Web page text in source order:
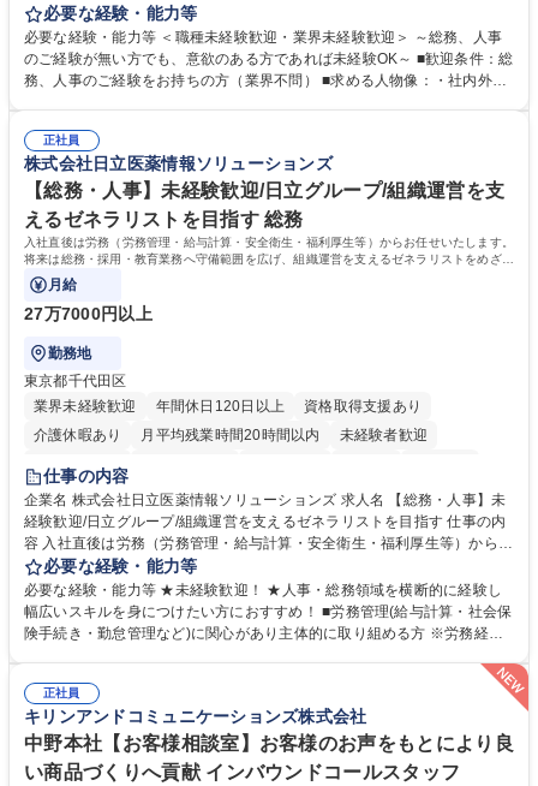
します。 ＜具体的には＞ ・総務/人事労務（給与・社保・勤怠管理など）
・採用・教育研修 ・福利厚生運用 など ※基本的には事務所勤務ですが、
採用や教育等の業務内容により、関西圏以外への日帰り・宿泊を伴う国内
出張もございます。 ※担当業務を持ちつつ、お互いに助け合いながら、総
必要な経験・能力等
必要な経験・能力等 ＜職種未経験歓迎・業界未経験歓迎＞ ～総務、人事
のご経験が無い方でも、意欲のある方であれば未経験OK～ ■歓迎条件：総
務、人事のご経験をお持ちの方（業界不問） ■求める人物像：・社内外の
正社員
株式会社日立医薬情報ソリューションズ
【総務・人事】未経験歓迎/日立グループ/組織運営を支
えるゼネラリストを目指す 総務
入社直後は労務（労務管理・給与計算・安全衛生・福利厚生等）からお任せいたします。
将来は総務・採用・教育業務へ守備範囲を広げ、組織運営を支えるゼネラリストをめざせ
ます。
月給
27万7000円以上
勤務地
東京都千代田区
業界未経験歓迎
年間休日120日以上
資格取得支援あり
介護休暇あり
月平均残業時間20時間以内
未経験者歓迎
住宅手当あり
育休あり
完全週休2日制 交通費支給 土日祝休み 寮・社宅あり
仕事の内容
企業名 株式会社日立医薬情報ソリューションズ 求人名 【総務・人事】未
経験歓迎/日立グループ/組織運営を支えるゼネラリストを目指す 仕事の内
容 入社直後は労務（労務管理・給与計算・安全衛生・福利厚生等）からお
任せいたします。将来は総務・採用・教育業務へ守備範囲を広げ、組織運
営を支えるゼネラリストをめざせます。 ・初期業務：労働時間管理、給与
計算、社会保険対応、福利厚生管理、安全衛生、健康経営推進等をお任せ
します。ご経験に応じて、休職者管理など、幅広く経験を積んでいただき
★メンバーがマンツーマンで丁寧に教えるため、ご経験が浅くても安心！
幅広く経験を積みたい意欲がある方に最適な環境です。 募集職種 【総
務・人事】未経験歓迎/日立グループ/組織運営を支えるゼネラリストを目
指す
必要な経験・能力等
必要な経験・能力等 ★未経験歓迎！ ★人事・総務領域を横断的に経験し
幅広いスキルを身につけたい方におすすめ！ ■労務管理(給与計算・社会保
険手続き・勤怠管理など)に関心があり主体的に取り組める方 ※労務経験
マネジメント職として活躍したい 【尚可】■人事、労務、採用、教育業務
のご経験 ■労務管理（給与計算・社会保険手続き・勤怠管理など）の経験
■衛生管理者の資格をお持ちの方 学歴・資格 学歴：大学院 大学 高専 短大
専修学校 高校 語学力： 資格：
正社員
キリンアンドコミュニケーションズ株式会社
中野本社【お客様相談室】お客様のお声をもとにより良
い商品づくりへ貢献 インバウンドコールスタッフ